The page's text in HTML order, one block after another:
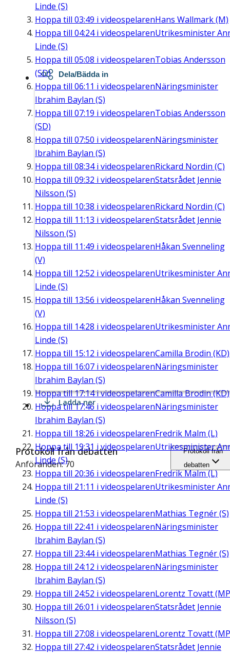
Linde (S)
Hoppa till 03:49 i videospelarenHans Wallmark (M)
Hoppa till 04:24i videospelarenUtrikesminister
Linde (S)
Hoppa till 05:08 i videospelarenTobias Andersson
(SD)
Hoppa till 06:11 i videospelarenNäringsminister
Ibrahim Baylan (S)
Hoppa till 07:19 i videospelarenTobias Andersson
(SD)
Hoppa till 07:50 i videospelarenNäringsminister
Ibrahim Baylan (S)
Hoppa till 08:34i videospelarenRickard Nordin (C)
Hoppa till 09:32 i videospelarenStatsrådet Jennie
Nilsson (S)
Hoppa till 10:38 i videospelarenRickard Nordin (C)
Hoppa till 11:13 i videospelarenStatsrådet Jennie
Nilsson (S)
Hoppa till 11:49 i videospelarenHåkan Svenneling
(V)
Hoppa till 12:52 i videospelarenUtrikesminister
Linde (S)
Hoppa till 13:56 i videospelarenHåkan Svenneling
(V)
Hoppa till 14:28 i videospelarenUtrikesminister
Linde (S)
Hoppa till 15:12 i videospelarenCamilla Brodin (KD)
Hoppa till 16:07 i videospelarenNäringsminister
Ibrahim Baylan (S)
Hoppa till17:14i videospelarenCamilla Brodin (KD)
Hoppa till17:46 i videospelarenNäringsminister
Ibrahim Baylan (S)
Hoppa till 18:26 i videospelarenFredrik Malm (L)
Hoppa till 19:31 i videospelarenUtrikesminister
Linde (S)
Hoppa till 20:36 i videospelarenFredrik Malm (L)
Hoppa till 21:11 i videospelarenUtrikesminister
Linde (S)
Hoppa till 21:53 i videospelarenMathias Tegnér (S)
Hoppa till 22:41 i videospelarenNäringsminister
Ibrahim Baylan (S)
Hoppa till 23:44i videospelarenMathias Tegnér (S)
Hoppa till 24:12 i videospelarenNäringsminister
Ibrahim Baylan (S)
Hoppa till 24:52 i videospelarenLorentz Tovatt
Hoppa till 26:01 i videospelarenStatsrådet Jennie
Nilsson (S)
Hoppa till 27:08 i videospelarenLorentz Tovatt
Hoppa till 27:42 i videospelarenStatsrådet Jennie
Dela/Bädda in
Ladda ner
Protokoll från debatten
Anföranden: 70
Protokoll från
debatten